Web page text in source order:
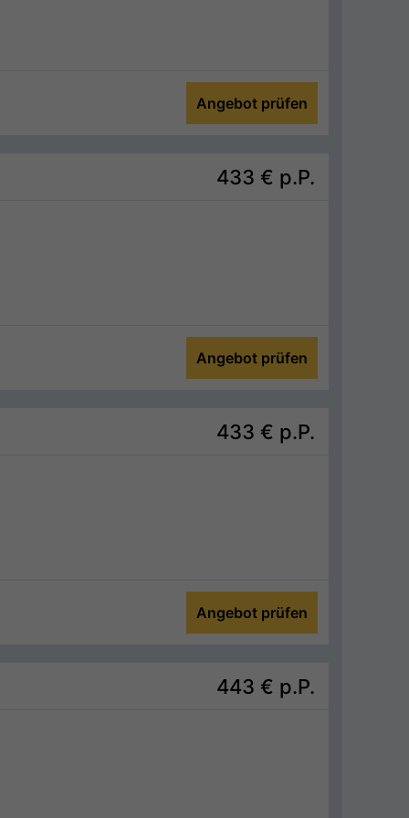
Angebot prüfen
433 € p.P.
Angebot prüfen
433 € p.P.
Angebot prüfen
443 € p.P.